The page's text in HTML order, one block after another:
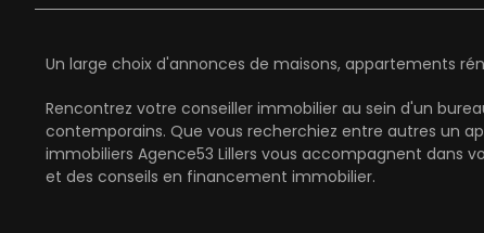
Un large choix d'annonces de maisons, appartements
Rencontrez votre conseiller immobilier au sein d'un
contemporains. Que vous recherchiez entre autres un
immobiliers Agence53 Lillers vous accompagnent dans
et des conseils en financement immobilier.